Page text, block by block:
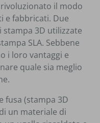
il modo
e fabbricati. Due
3D utilizzate
SLA. Sebbene
i loro vantaggi e
quale sia meglio
fusa (stampa 3D
un materiale di